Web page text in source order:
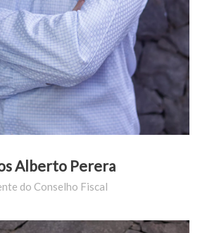
Alberto Perera
do Conselho Fiscal